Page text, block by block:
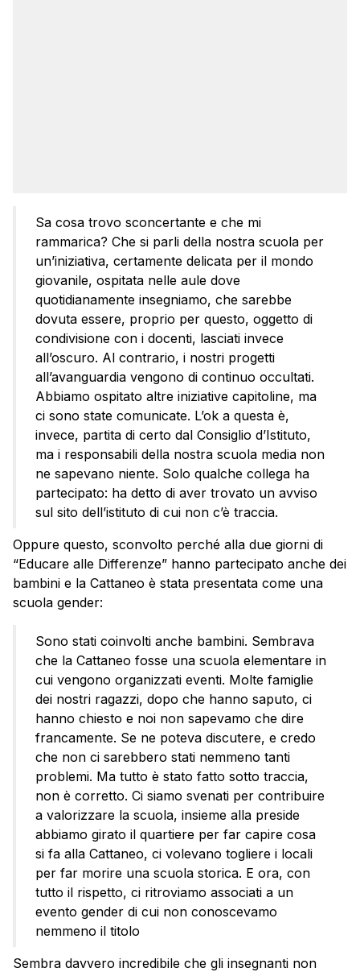
Sa cosa trovo sconcertante e che mi
rammarica? Che si parli della nostra scuola per
un’iniziativa, certamente delicata per il mondo
giovanile, ospitata nelle aule dove
quotidianamente insegniamo, che sarebbe
dovuta essere, proprio per questo, oggetto di
condivisione con i docenti, lasciati invece
all’oscuro. Al contrario, i nostri progetti
all’avanguardia vengono di continuo occultati.
Abbiamo ospitato altre iniziative capitoline, ma
ci sono state comunicate. L’ok a questa è,
invece, partita di certo dal Consiglio d’Istituto,
ma i responsabili della nostra scuola media non
ne sapevano niente. Solo qualche collega ha
partecipato: ha detto di aver trovato un avviso
sul sito dell’istituto di cui non c’è traccia.
Oppure questo, sconvolto perché alla due giorni di
“Educare alle Differenze” hanno partecipato anche dei
bambini e la Cattaneo è stata presentata come una
scuola gender:
Sono stati coinvolti anche bambini. Sembrava
che la Cattaneo fosse una scuola elementare in
cui vengono organizzati eventi. Molte famiglie
dei nostri ragazzi, dopo che hanno saputo, ci
hanno chiesto e noi non sapevamo che dire
francamente. Se ne poteva discutere, e credo
che non ci sarebbero stati nemmeno tanti
problemi. Ma tutto è stato fatto sotto traccia,
non è corretto. Ci siamo svenati per contribuire
a valorizzare la scuola, insieme alla preside
abbiamo girato il quartiere per far capire cosa
si fa alla Cattaneo, ci volevano togliere i locali
per far morire una scuola storica. E ora, con
tutto il rispetto, ci ritroviamo associati a un
evento gender di cui non conoscevamo
nemmeno il titolo
Sembra davvero incredibile che gli insegnanti non